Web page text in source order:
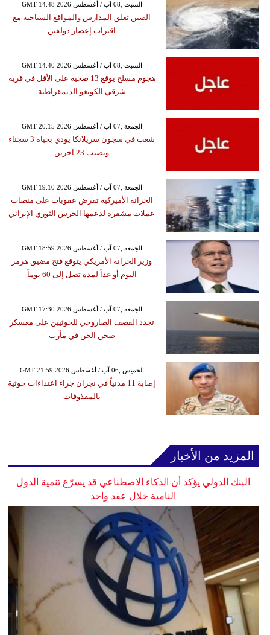
GMT 14:48 2026 السبت ,08 آب / أغسطس
الصين تغلق المدارس والمواقع السياحية مع
اقتراب إعصار دولفين
GMT 14:40 2026 السبت ,08 آب / أغسطس
هجوم مسلح يوقع 13 ضحية على الأقل في قرية
شرقي الكونغو الديمقراطية
GMT 20:15 2026 الجمعة ,07 آب / أغسطس
شغب في سجون سريلانكا يودي بحياة 3 سجناء
ويصيب 23 آخرين
GMT 19:10 2026 الجمعة ,07 آب / أغسطس
الخزانة الأميركية تفرض عقوبات على منصات
عملات مشفرة لدعمها الحرس الثوري الإيراني
GMT 18:59 2026 الجمعة ,07 آب / أغسطس
وزير الخزانة الأمريكي يتوقع فتح مضيق هرمز
اليوم أو غداً لمدة تصل إلى 60 يوماً
GMT 17:30 2026 الجمعة ,07 آب / أغسطس
تجدد القصف الصاروخي للحوثيين على معسكر
صحن الجن في مأرب
GMT 21:59 2026 الخميس ,06 آب / أغسطس
إصابة 11 مدنياً في نجران جراء اعتداءات حوثية
بالمقذوفات
المزيد من الأخبار
البنك الدولي يؤكد أن الذكاء الاصطناعي قد يسرّع تنمية الدول
النامية خلال عقد واحد